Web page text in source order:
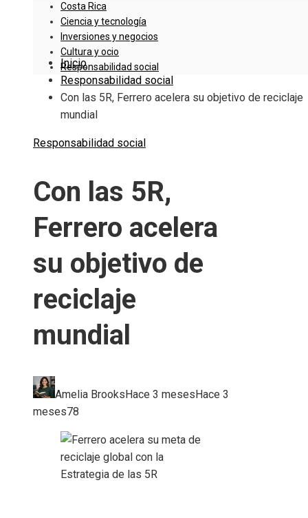
Costa Rica
Ciencia y tecnología
Inversiones y negocios
Cultura y ocio
Responsabilidad social
Inicio
Responsabilidad social
Con las 5R, Ferrero acelera su objetivo de reciclaje
mundial
Responsabilidad social
Con las 5R,
Ferrero acelera
su objetivo de
reciclaje
mundial
Amelia Brooks Hace 3 meses Hace 3
meses78